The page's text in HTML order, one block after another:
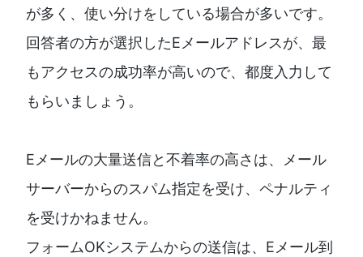
が多く、使い分けをしている場合が多いです。
回答者の方が選択したEメールアドレスが、最
もアクセスの成功率が高いので、都度入力して
もらいましょう。
Eメールの大量送信と不着率の高さは、メール
サーバーからのスパム指定を受け、ペナルティ
を受けかねません。
フォームOKシステムからの送信は、Eメール到